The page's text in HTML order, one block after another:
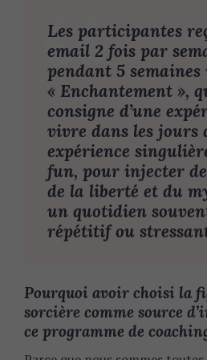
Les participantes
email 2 fois par
pendant 5 semaines
« Enchantement »,
consigne d’une
vivre dans les jours
expérience
fun, pour injecter
de la liberté et du
un quotidien
répétitif ou
Pourquoi avoir choisi la
sorcière comme source
ce programme de